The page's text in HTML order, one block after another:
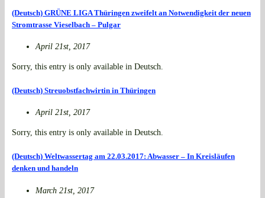
(Deutsch) GRÜNE LIGA Thüringen zweifelt an Notwendigkeit der neuen
Stromtrasse Vieselbach – Pulgar
April 21st, 2017
Sorry, this entry is only available in Deutsch.
(Deutsch) Streuobstfachwirtin in Thüringen
April 21st, 2017
Sorry, this entry is only available in Deutsch.
(Deutsch) Weltwassertag am 22.03.2017: Abwasser – In Kreisläufen
denken und handeln
March 21st, 2017